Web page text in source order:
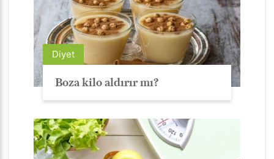
Diyet
Boza kilo aldırır mı?